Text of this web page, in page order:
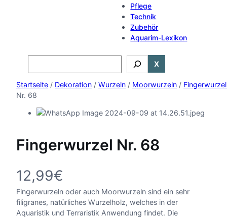
Pflege
Technik
Zubehör
Aquarim-Lexikon
X
Startseite / Dekoration / Wurzeln / Moorwurzeln /
Nr. 68
Fingerwurzel Nr. 68
12,99€
Fingerwurzeln oder auch Moorwurzeln sind ein sehr
filigranes, natürliches Wurzelholz, welches in der
Aquaristik und Terraristik Anwendung findet. Die